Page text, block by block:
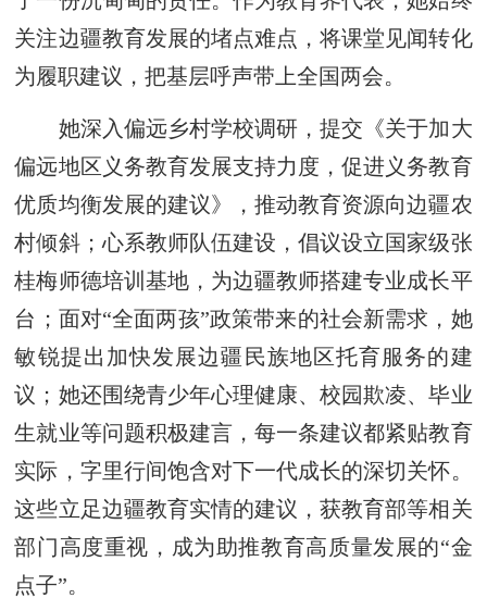
关注边疆教育发展的堵点难点，将课堂见闻转化
为履职建议，把基层呼声带上全国两会。
她深入偏远乡村学校调研，提交《关于加大
偏远地区义务教育发展支持力度，促进义务教育
优质均衡发展的建议》，推动教育资源向边疆农
村倾斜；心系教师队伍建设，倡议设立国家级张
桂梅师德培训基地，为边疆教师搭建专业成长平
台；面对“全面两孩”政策带来的社会新需求，她
敏锐提出加快发展边疆民族地区托育服务的建
议；她还围绕青少年心理健康、校园欺凌、毕业
生就业等问题积极建言，每一条建议都紧贴教育
实际，字里行间饱含对下一代成长的深切关怀。
这些立足边疆教育实情的建议，获教育部等相关
部门高度重视，成为助推教育高质量发展的“金
点子”。